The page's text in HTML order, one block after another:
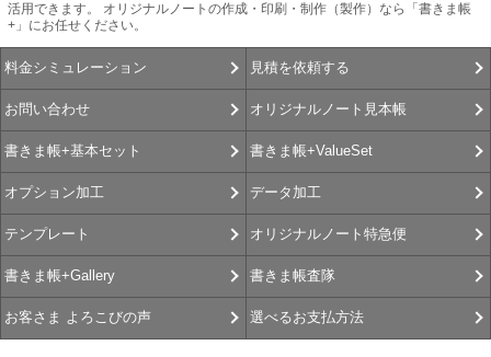
活用できます。 オリジナルノートの作成・印刷・制作（製作）なら「書きま帳
+」にお任せください。
料金シミュレーション 見積を依頼する
お問い合わせ オリジナルノート見本帳
書きま帳+基本セット 書きま帳+ValueSet
オプション加工 データ加工
テンプレート オリジナルノート特急便
書きま帳+Gallery 書きま帳査隊
お客さま よろこびの声 選べるお支払方法